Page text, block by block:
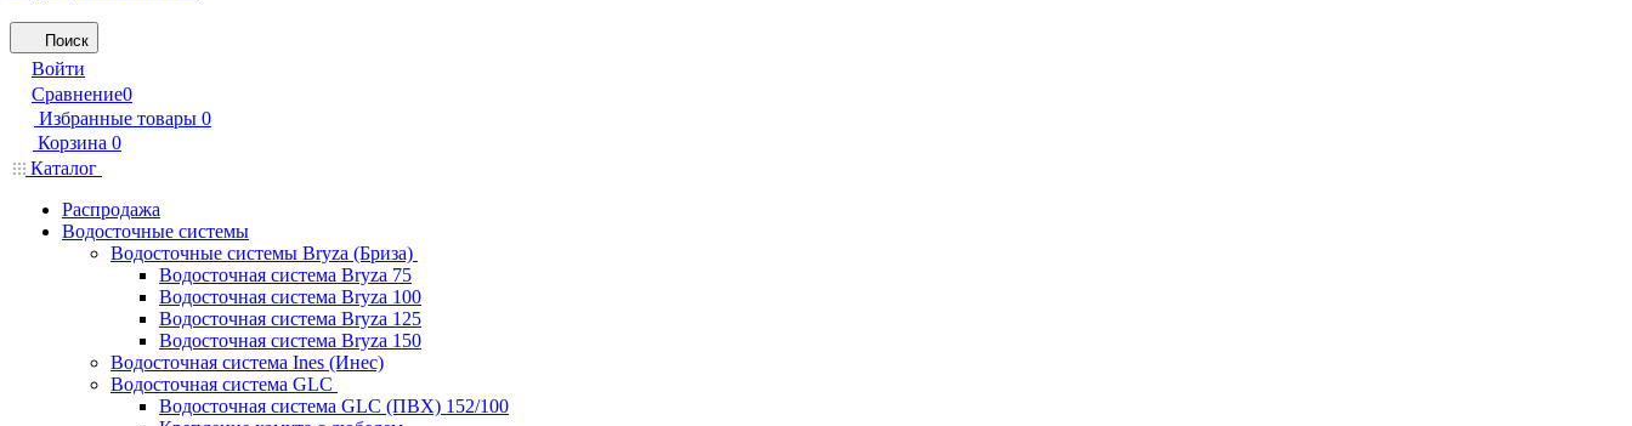
Поиск
Войти
Сравнение0
Избранные товары 0
Корзина 0
Каталог
Распродажа
Водосточные системы
Водосточные системы Bryza (Бриза)
Водосточная система Bryza 75
Водосточная система Bryza 100
Водосточная система Bryza 125
Водосточная система Bryza 150
Водосточная система Ines (Инес)
Водосточная система GLC
Водосточная система GLC (ПВХ) 152/100